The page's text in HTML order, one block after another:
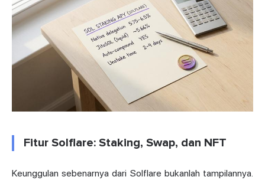
Fitur Solflare: Staking, Swap, dan NFT
Keunggulan sebenarnya dari Solflare bukanlah tampilannya.